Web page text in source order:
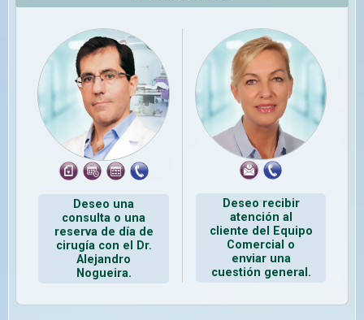
Deseo una
consulta o una
reserva de día de
cirugía con el Dr.
Alejandro
Nogueira.
Deseo recibir
atención al
cliente del Equipo
Comercial o
enviar una
cuestión general.